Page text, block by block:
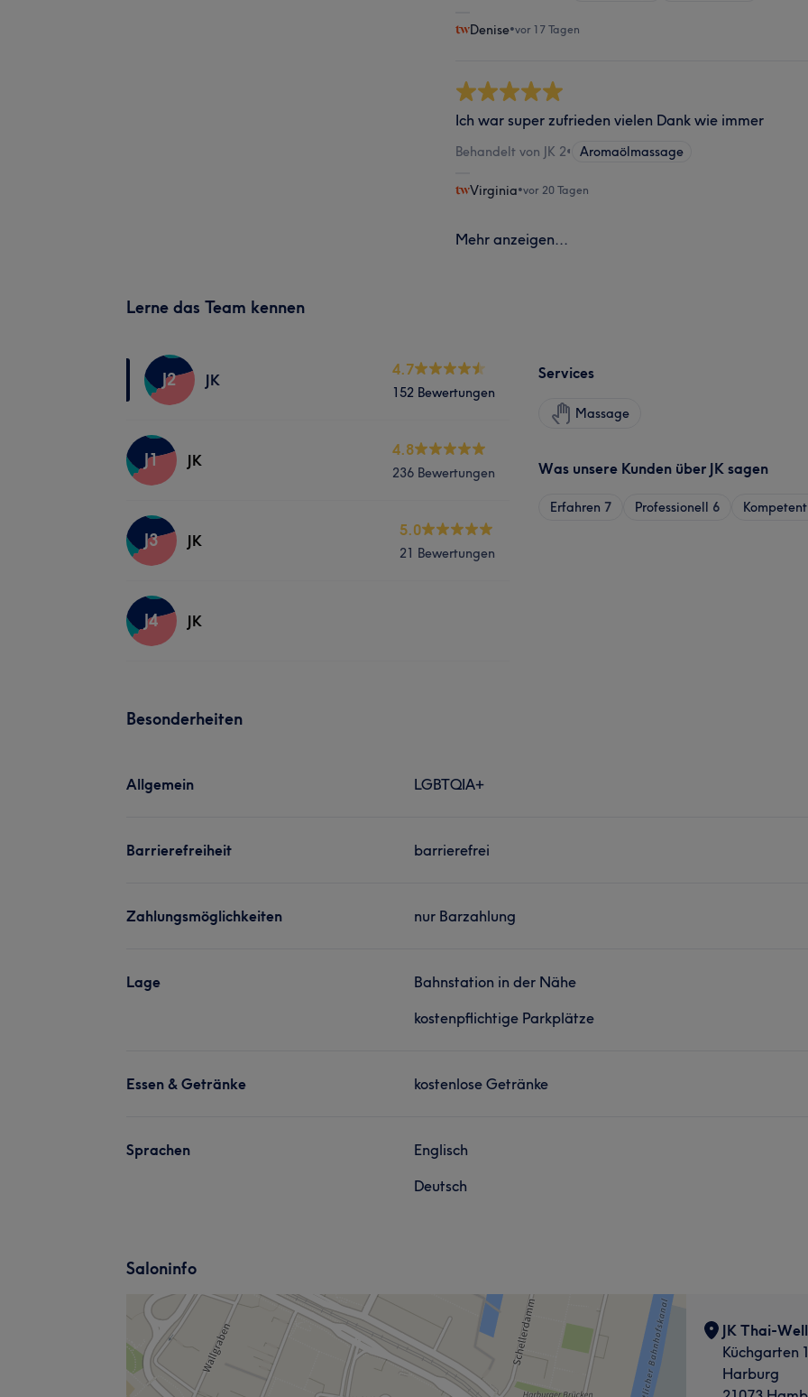
Denise•vor 17 Tagen
Ich war super zufrieden vielen Dank wie immer
Behandelt von JK 2• Aromaölmassage
Virginia•vor 20 Tagen
Mehr anzeigen...
Lerne das Team kennen
J2 JK
4.7
152 Bewertungen
J1 JK
4.8
236 Bewertungen
J3 JK
5.0
21 Bewertungen
J4 JK
Services
Massage
Was unsere Kunden über JK sagen
Erfahren 7 Professionell 6 Kompetent
Besonderheiten
Allgemein LGBTQIA+
Barrierefreiheit barrierefrei
Zahlungsmöglichkeiten nur Barzahlung
Lage
Bahnstation in der Nähe
kostenpflichtige Parkplätze
Essen & Getränke kostenlose Getränke
Sprachen
Englisch
Deutsch
Saloninfo
JK Thai-
Küchgarten
Harburg